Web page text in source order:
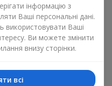
може підійти будь-кому. Їх
,дівчині, дружині, сестрі,
. Сьогодні можна орхідеї
зробити бажаний
,днів народженнята
інформацію з
Ваші персональні дані.
використовувати Ваші
Ви можете змінити
внизу сторінки.
всі